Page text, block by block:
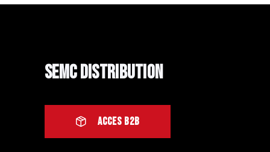
SEMC Distribution
ACCES B2B